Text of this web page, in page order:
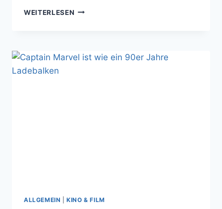
WEITERLESEN AVENGERS
FAN
ALLGEMEIN |KINO & FILM